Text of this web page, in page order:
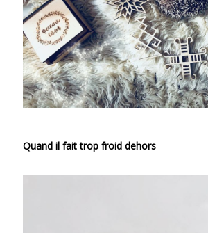
Quand il fait trop froid dehors